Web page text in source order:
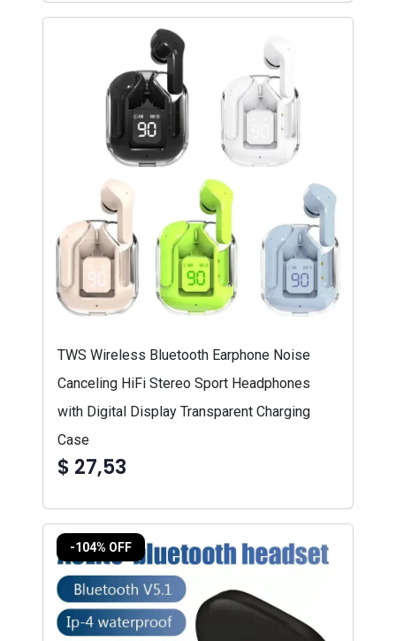
TWS Wireless Bluetooth Earphone Noise
Canceling HiFi Stereo Sport Headphones
with Digital Display Transparent Charging
Case
$ 27,53
-104% OFF